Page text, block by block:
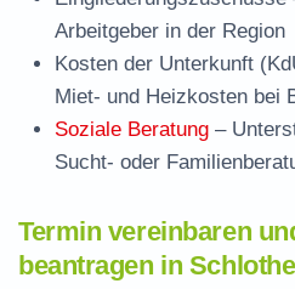
Arbeitgeber in der Region
Kosten der Unterkunft
Miet- und Heizkosten bei
Soziale Beratung –
Sucht- oder
Termin vereinbaren
beantragen in